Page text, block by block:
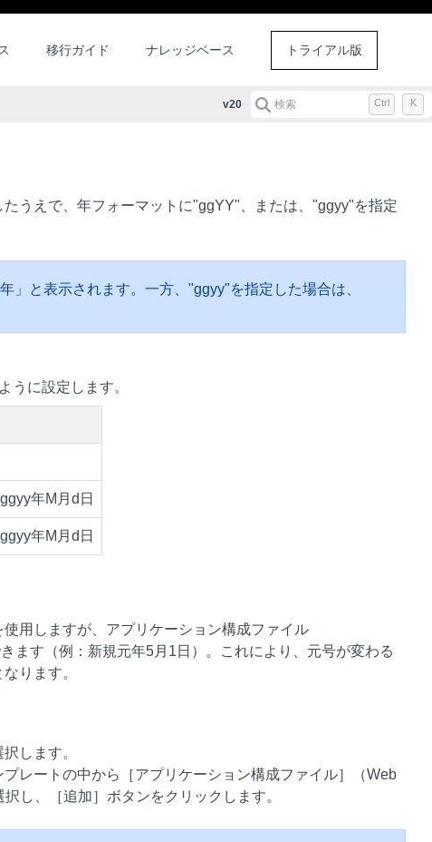
移行ガイド ナレッジベース トライアル版
v20 検索 Ctrl K
うえで、年フォーマットに"ggYY"、または、"ggyy"を指定
」と表示されます。一方、"ggyy"を指定した場合は、
うに設定します。
年M月d日
年M月d日
用しますが、アプリケーション構成ファイル
ます（例：新規元年5月1日）。これにより、元号が変わる
ります。
します。
レートの中から［アプリケーション構成ファイル］（Web
し、［追加］ボタンをクリックします。